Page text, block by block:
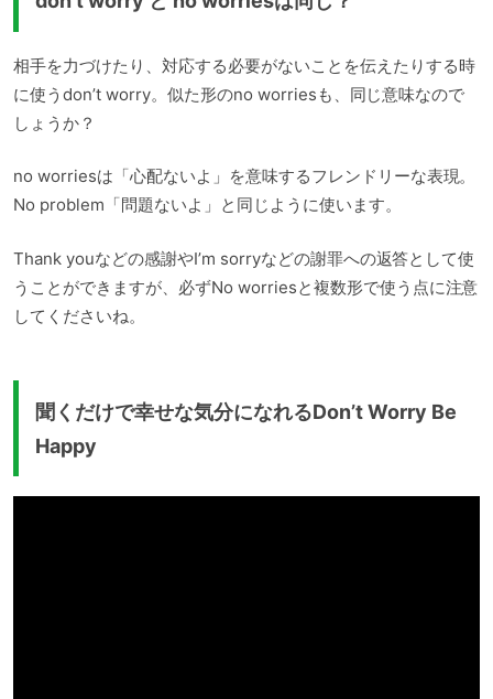
相手を力づけたり、対応する必要がないことを伝えたりする時
に使うdon’t worry。似た形のno worriesも、同じ意味なので
しょうか？
no worriesは「心配ないよ」を意味するフレンドリーな表現。
No problem「問題ないよ」と同じように使います。
Thank youなどの感謝やI’m sorryなどの謝罪への返答として使
うことができますが、必ずNo worriesと複数形で使う点に注意
してくださいね。
聞くだけで幸せな気分になれるDon’t Worry Be
Happy